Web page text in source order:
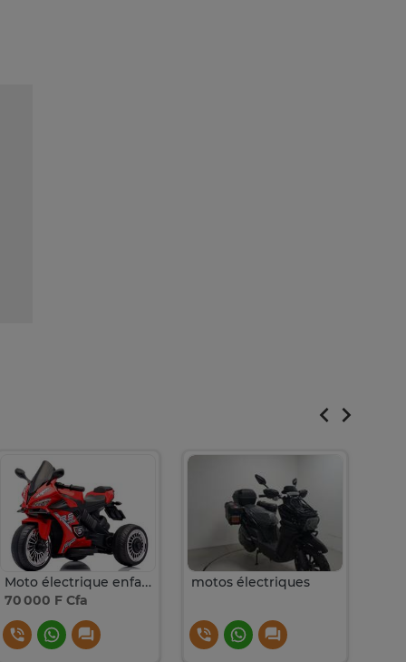
Moto électrique enfant
70 000 F Cfa
motos électriques